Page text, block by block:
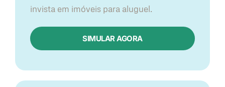
invista em imóveis para aluguel.
SIMULAR AGORA​